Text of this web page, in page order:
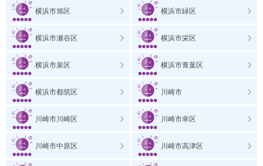
横浜市旭区 横浜市緑区
横浜市瀬谷区 横浜市栄区
横浜市泉区 横浜市青葉区
横浜市都筑区 川崎市
川崎市川崎区 川崎市幸区
川崎市中原区 川崎市高津区